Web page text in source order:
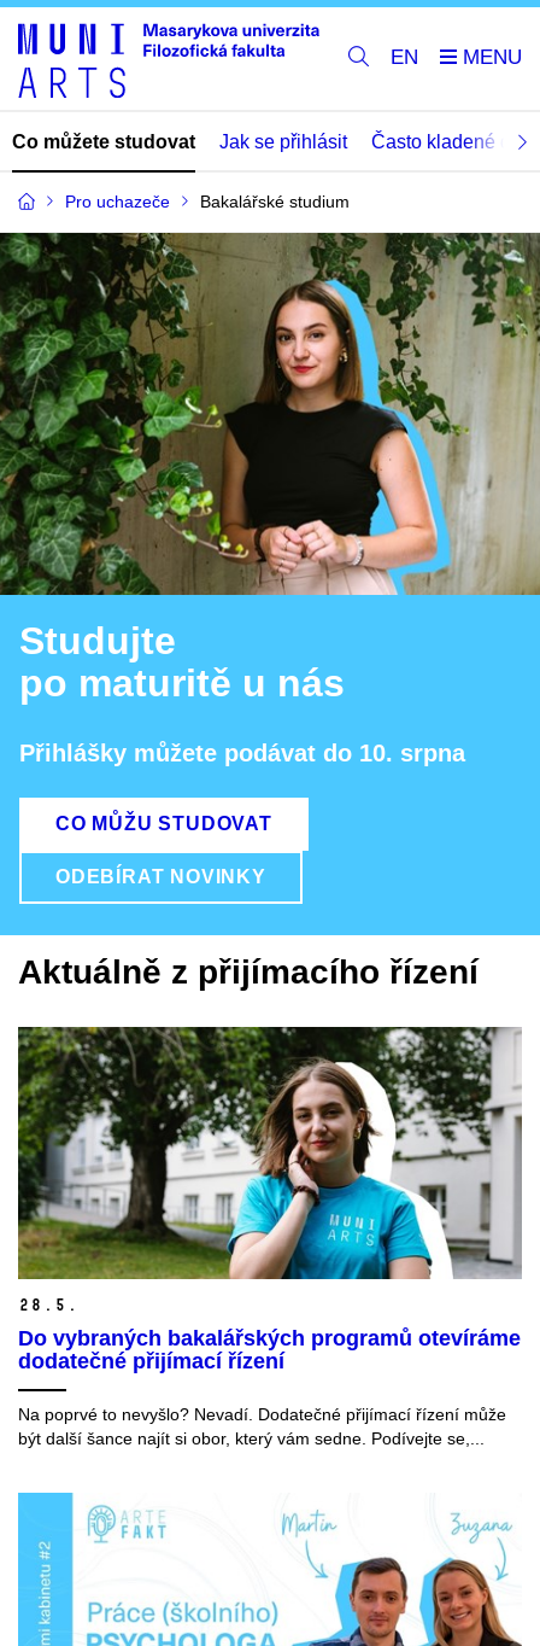
EN
Co můžete studovat Jak se přihlásit Často kladené
Pro uchazeče Bakalářské studium
Studujte
po maturitě u nás
Přihlášky můžete podávat do 10. srpna
CO MŮŽU STUDOVAT
ODEBÍRAT NOVINKY
Aktuálně z přijímacího řízení
28. 5.
Do vybraných bakalářských programů otevíráme
dodatečné přijímací řízení
Na poprvé to nevyšlo? Nevadí. Dodatečné přijímací řízení může
být další šance najít si obor, který vám sedne. Podívejte se,...